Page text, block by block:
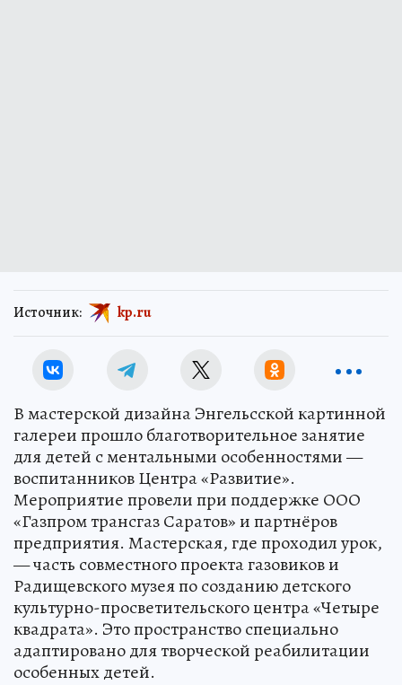
Источник: kp.ru
В мастерской дизайна Энгельсской картинной
галереи прошло благотворительное занятие
для детей с ментальными особенностями —
воспитанников Центра «Развитие».
Мероприятие провели при поддержке ООО
«Газпром трансгаз Саратов» и партнёров
предприятия. Мастерская, где проходил урок,
— часть совместного проекта газовиков и
Радищевского музея по созданию детского
культурно-просветительского центра «Четыре
квадрата». Это пространство специально
адаптировано для творческой реабилитации
особенных детей.